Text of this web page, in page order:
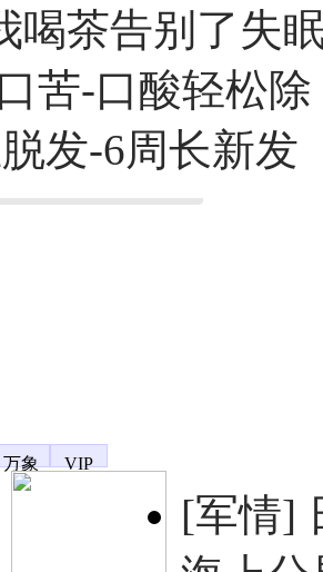
喝茶告别了失
苦-口酸轻松除
发-6周长新发
万象 VIP
[军情]